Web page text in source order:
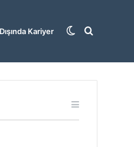
Kariyer Arama
Dış